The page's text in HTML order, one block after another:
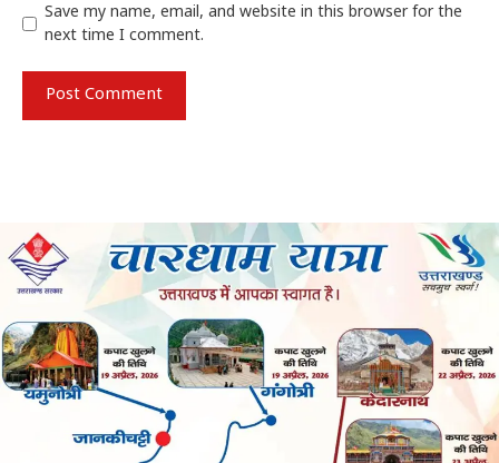
Save my name, email, and website in this browser for the
next time I comment.